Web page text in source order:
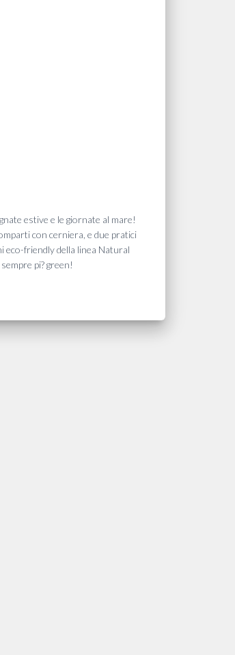
estive e le giornate al mare!
con cerniera, e due pratici
eco-friendly della linea Natural
pi? green!